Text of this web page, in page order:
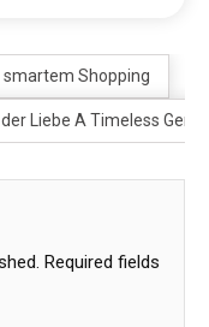
smartem Shopping
Liebe A Timeless
Required fields